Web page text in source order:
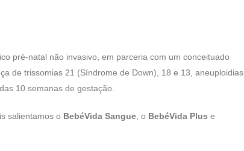
pré-natal não invasivo, em parceria com um conceituado
de trissomias 21 (Síndrome de Down), 18 e 13, aneuploidias
10 semanas de gestação.
salientamos o BebéVida Sangue , o BebéVida Plus e